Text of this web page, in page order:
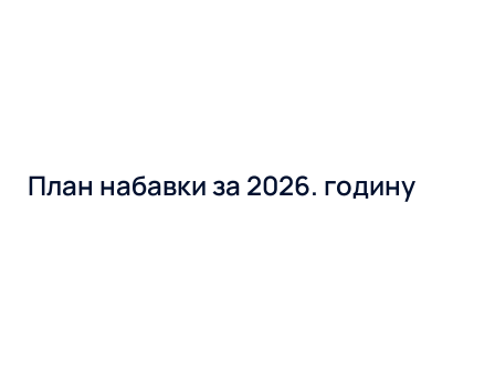
План набавки за 2026. годину